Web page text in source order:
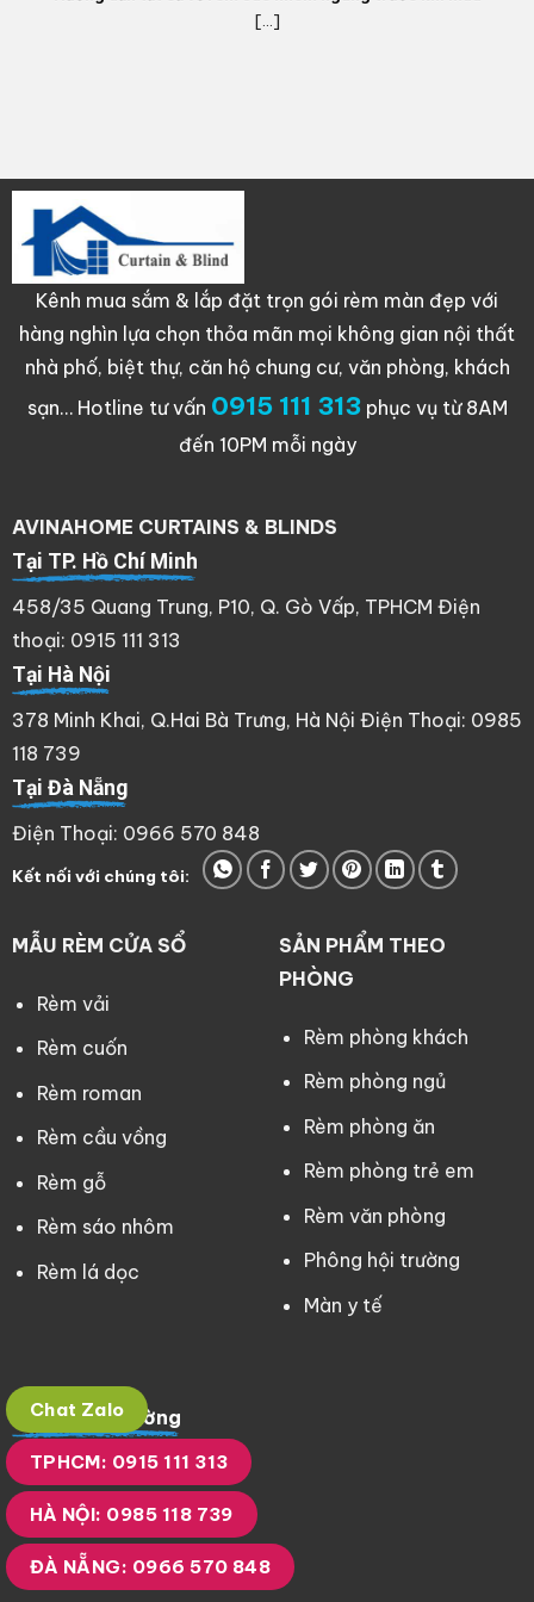
[...]
Kênh mua sắm & lắp đặt trọn gói rèm màn đẹp với
hàng nghìn lựa chọn thỏa mãn mọi không gian nội thất
nhà phố, biệt thự, căn hộ chung cư, văn phòng, khách
sạn… Hotline tư vấn 0915 111 313phục vụ từ 8AM
đến 10PM mỗi ngày
AVINAHOME CURTAINS & BLINDS
Tại TP. Hồ Chí Minh
458/35 Quang Trung, P10, Q. Gò Vấp, TPHCM Điện
thoại: 0915 111 313
Tại Hà Nội
378 Minh Khai, Q.Hai Bà Trưng, Hà Nội Điện Thoại: 0985
118 739
Tại Đà Nẵng
Điện Thoại: 0966 570 848
Kết nối với chúng tôi:
MẪU RÈM CỬA SỔ
Rèm vải
Rèm cuốn
Rèm roman
Rèm cầu vồng
Rèm gỗ
Rèm sáo nhôm
Rèm lá dọc
SẢN PHẨM THEO
PHÒNG
Rèm phòng khách
Rèm phòng ngủ
Rèm phòng ăn
Rèm phòng trẻ em
Rèm văn phòng
Phông hội trường
Màn y tế
Bản đồ chỉ đường
Chat Zalo
TPHCM: 0915 111 313
HÀ NỘI: 0985 118 739
ĐÀ NẴNG: 0966 570 848